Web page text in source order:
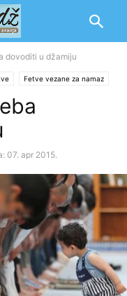
dovoditi u džamiju
Fetve vezane za namaz
07. apr 2015.